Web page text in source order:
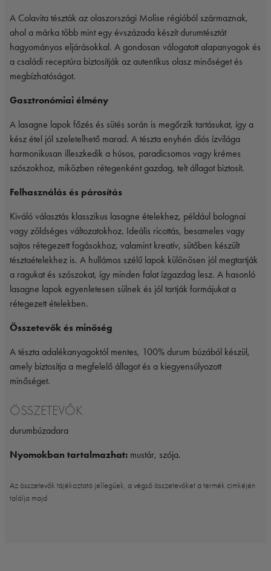
A Colavita tészták az olaszországi Molise régióból származnak,
ahol a márka több mint egy évszázada készít durumtésztát
hagyományos eljárásokkal. A gondosan válogatott alapanyagok és
a családi receptúra biztosítják az autentikus olasz minőséget és
megbízhatóságot.
Gasztronómiai élmény
A lasagne lapok főzés és sütés során is megőrzik tartásukat, így a
kész étel jól szeletelhető marad. A tészta enyhén diós ízvilága
harmonikusan illeszkedik a húsos, paradicsomos vagy krémes
szószokhoz, miközben rétegenként gazdag, telt állagot biztosít.
Felhasználás és párosítás
Kiváló választás klasszikus lasagne ételekhez, például bolognai
vagy zöldséges változatokhoz. Ideális ricottás, besameles vagy
sajtos rétegezett fogásokhoz, valamint kreatív, sütőben készült
tésztaételekhez is. A hullámos szélű lapok különösen jól megtartják
a ragukat és szószokat, így minden falat ízgazdag lesz. A hasonló
lasagne lapok egyenletesen sülnek és jól tartják formájukat a
rétegezett ételekben.
Összetevők és minőség
A tészta adalékanyagoktól mentes, 100% durum búzából készül,
amely biztosítja a megfelelő állagot és a kiegyensúlyozott
minőséget.
ÖSSZETEVŐK
durumbúzadara
Nyomokban tartalmazhat: mustár, szója.
Az összetevők tájékoztató jellegűek, a végső összetevőket a termék cimkéjén
találja majd